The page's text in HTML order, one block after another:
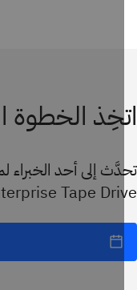
الخطوة
إلى أحد الخبراء
Tape